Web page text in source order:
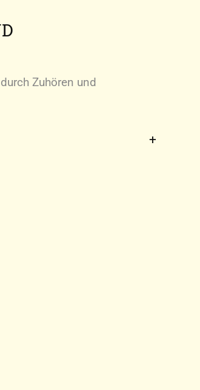
Zuhören und